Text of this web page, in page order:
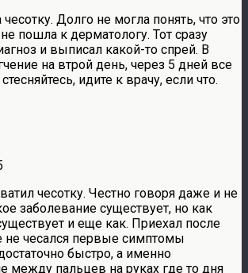
Долго не могла понять, что это
пошла к дерматологу. Тот сразу
и выписал какой-то спрей. В
на втрой день, через 5 дней все
идите к врачу, если что.
чесотку. Честно говоря даже и не
заболевание существует, но как
и еще как. Приехал после
не чесался первые симптомы
быстро, а именно
между пальцев на руках где то дня